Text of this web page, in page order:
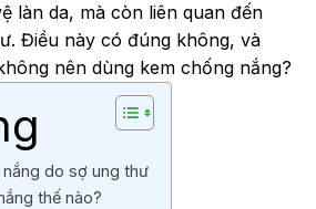
làn da, mà còn liên quan đến
Điều này có đúng không, và
nên dùng kem chống nắng?
do sợ ung thư
thế nào?